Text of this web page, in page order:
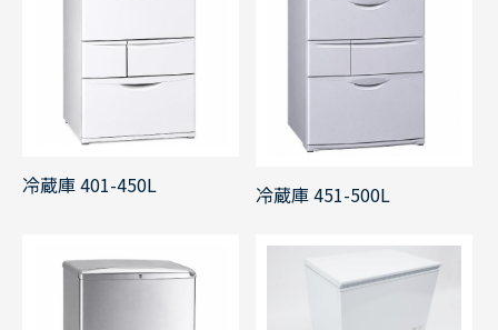
冷蔵庫 401-450L 冷蔵庫 451-500L